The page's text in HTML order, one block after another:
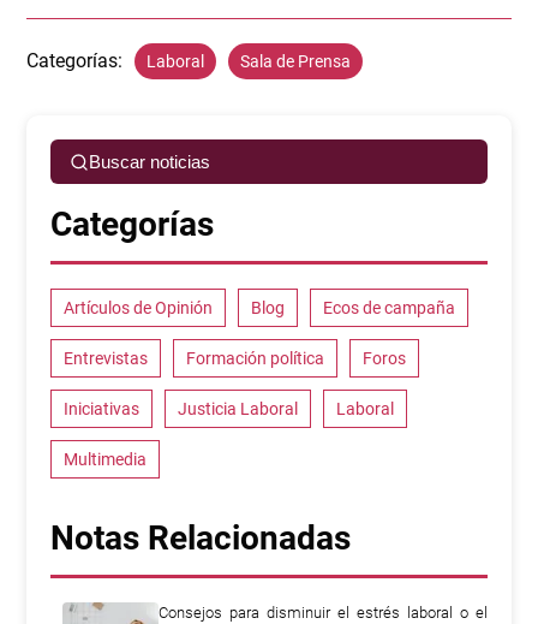
Categorías: Laboral Sala de Prensa
Buscar noticias
Categorías
Artículos de Opinión Blog Ecos de campaña
Entrevistas Formación política Foros
Iniciativas Justicia Laboral Laboral
Multimedia
Notas Relacionadas
Consejos para disminuir el estrés laboral o el